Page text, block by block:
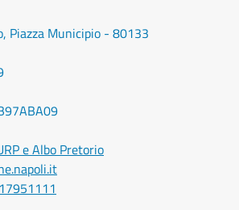
Piazza Municipio - 80133
e Albo Pretorio